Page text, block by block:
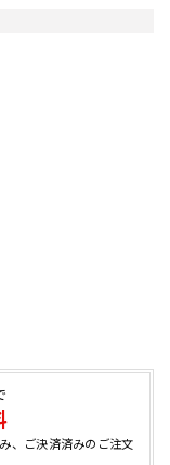
、ご決済済みのご注文